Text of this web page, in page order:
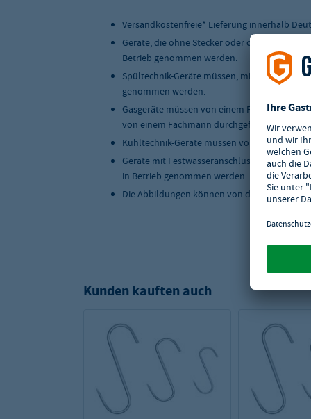
Versandkostenfreie* Lieferung innerhalb
Geräte, die ohne Stecker oder ohne
Betrieb genommen werden.
Spültechnik-Geräte müssen, mit einer
genommen werden.
Gasgeräte müssen von einem Fachmann
von einem Fachmann durchgeführt werden.
Kühltechnik-Geräte müssen von einem
Geräte mit Festwasseranschluss müssen,
in Betrieb genommen werden.
Die Abbildungen können von der
Kunden kauften auch